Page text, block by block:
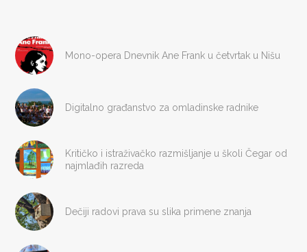
Mono-opera Dnevnik Ane Frank u četvrtak u Nišu
Digitalno građanstvo za omladinske radnike
Kritičko i istraživačko razmišljanje u školi Čegar od
najmlađih razreda
Dečiji radovi prava su slika primene znanja